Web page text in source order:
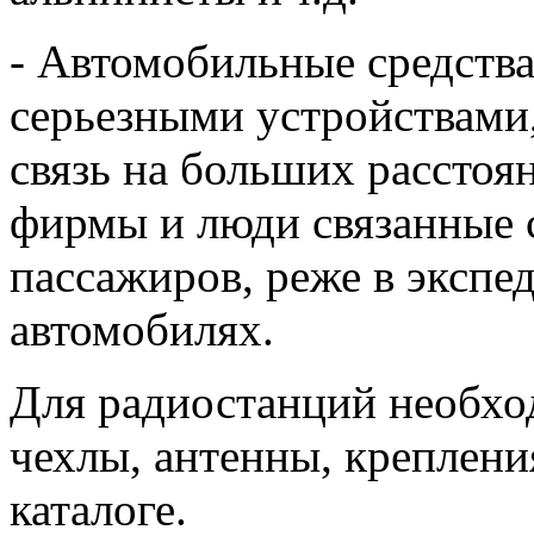
- Автомобильные
серьезными
связь на больших
фирмы и люди связанные
пассажиров, реже в
автомобилях.
Для радиостанций
чехлы, антенны,
каталоге.